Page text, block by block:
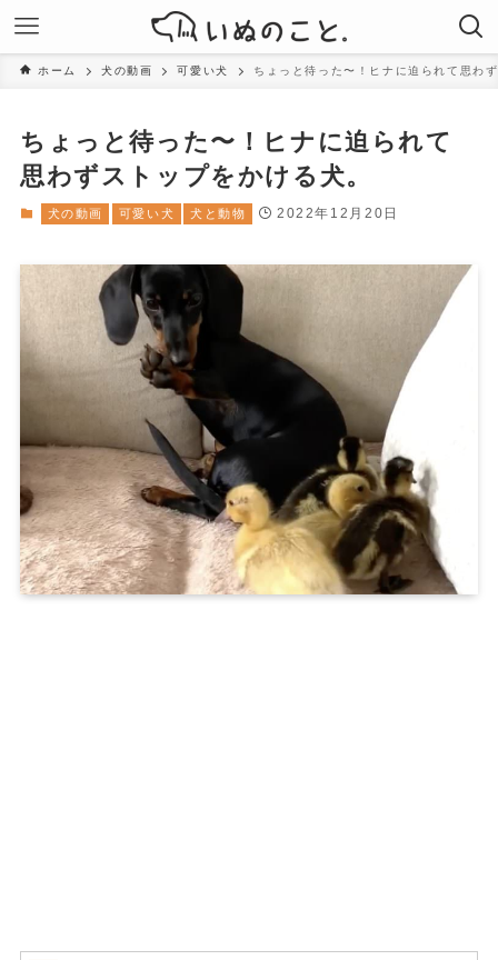
ホーム 犬の動画 可愛い犬 ちょっと待った〜！ヒナに迫られて思わ
ちょっと待った〜！ヒナに迫られて
思わずストップをかける犬。
犬の動画 可愛い犬 犬と動物 2022年12月20日